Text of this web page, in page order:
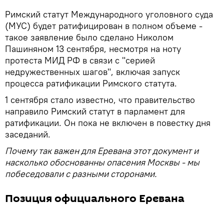
Римский статут Международного уголовного суда
(МУС) будет ратифицирован в полном объеме -
такое заявление было сделано Николом
Пашиняном 13 сентября, несмотря на ноту
протеста МИД РФ в связи с "серией
недружественных шагов", включая запуск
процесса ратификации Римского статута.
1 сентября стало известно, что правительство
направило Римский статут в парламент для
ратификации. Он пока не включен в повестку дня
заседаний.
Почему так важен для Еревана этот документ и
насколько обоснованны опасения Москвы - мы
побеседовали с разными сторонами.
Позиция официального Еревана